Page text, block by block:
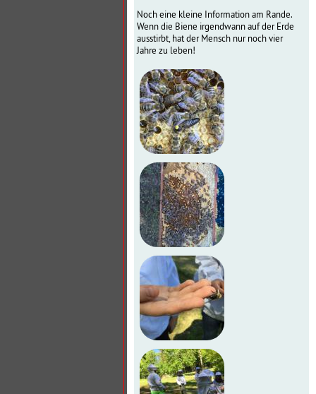
Noch eine kleine Information am Rande.
Wenn die Biene irgendwann auf der Erde
ausstirbt, hat der Mensch nur noch vier
Jahre zu leben!